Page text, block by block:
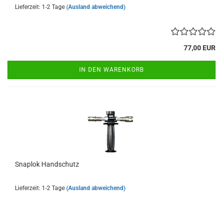
Lieferzeit: 1-2 Tage (Ausland abweichend)
77,00 EUR
IN DEN WARENKORB
Sna­p­lok Hand­schutz
Lieferzeit: 1-2 Tage (Ausland abweichend)